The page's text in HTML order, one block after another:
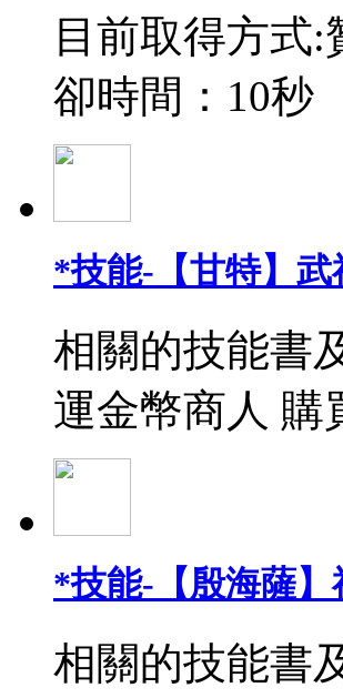
目前取得方式
卻時間：10秒
*技能-【甘特】
相關的技能書
運金幣商人 購
*技能-【殷海薩
相關的技能書